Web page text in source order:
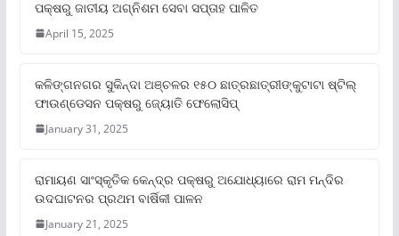
ପକ୍ଷରୁ ଜାତୀୟ ଅଗ୍ନିଶମ ସେବା ସପ୍ତାହ ପାଳିତ
April 15, 2025
କଳିଙ୍ଗନଗର ସୁକିନ୍ଦା ଅଞ୍ଚଳର ୧୫୦ ଛାତ୍ରଛାତ୍ରୀଙ୍କୁଟାଟା ଷ୍ଟିଲ୍
ଫାଉଣ୍ଡେସନ ପକ୍ଷରୁ ଜ୍ୟୋତି ଫେଲୋସିପ୍‌
January 31, 2025
ରାମାୟଣ ସାଂସ୍କୃତିକ କେନ୍ଦ୍ର ପକ୍ଷରୁ ଅଯୋଧ୍ୟାରେ ରାମ ମନ୍ଦିର
ଉଦଘାଟନର ପ୍ରଥମ ବାର୍ଷିକୀ ପାଳନ
January 21, 2025